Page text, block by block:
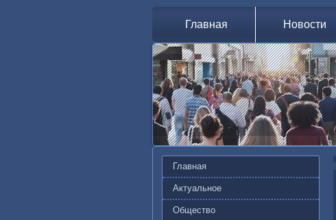
Главная Новости
Главная
Актуальное
Общество